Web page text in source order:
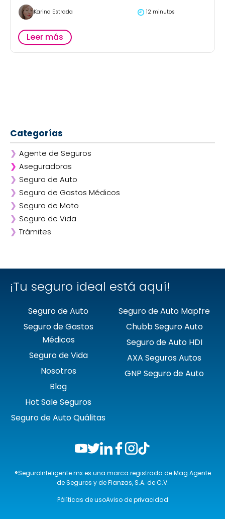
Karina Estrada 12 minutos
Leer más
Categorías
❯ Agente de Seguros
❯ Aseguradoras
❯ Afirme
❯ ANA
❯ AXA
❯ Chubb
❯ GNP
❯ Seguro de Auto
❯ Seguro de Gastos Médicos
❯ Seguro de Moto
❯ Seguro de Vida
❯ Trámites
¡Tu seguro ideal está aquí!
Seguro de Auto
Seguro de Gastos
Médicos
Seguro de Vida
Nosotros
Blog
Hot Sale Seguros
Seguro de Auto Quálitas
Seguro de Auto Mapfre
Chubb Seguro Auto
Seguro de Auto HDI
AXA Seguros Autos
GNP Seguro de Auto
®SeguroInteligente.mx es una marca registrada de Mag Agente
de Seguros y de Fianzas, S.A. de C.V.
Pólíticas de usoAviso de privacidad